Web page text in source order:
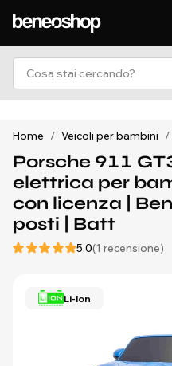
Home / Veicoli per bambini /
Porsche 911
elettrica per
con licenza |
posti | Batt
5.0(1 recensione)
Li-Ion